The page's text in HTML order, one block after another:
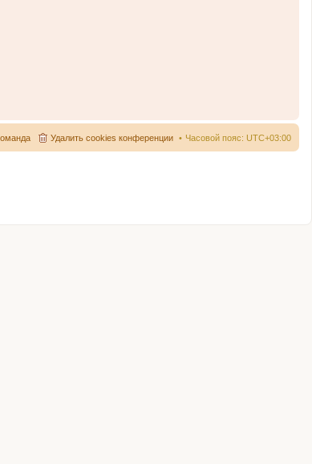
Часовой пояс: UTC+03:00
Удалить cookies конференции